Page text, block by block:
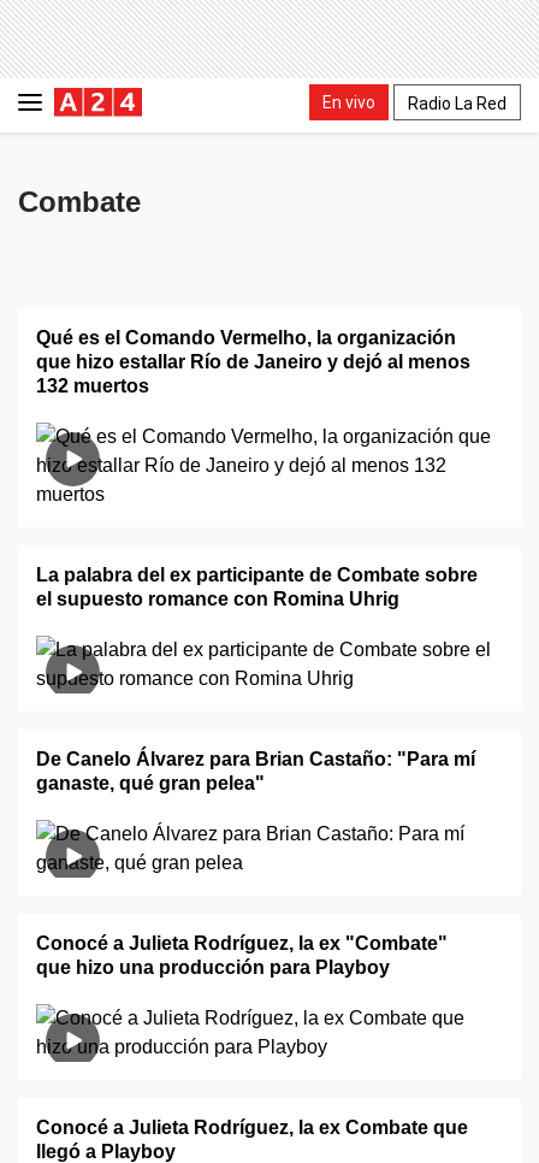
En vivo Radio La Red
Combate
Qué es el Comando Vermelho, la organización
que hizo estallar Río de Janeiro y dejó al menos
132 muertos
La palabra del ex participante de Combate sobre
el supuesto romance con Romina Uhrig
De Canelo Álvarez para Brian Castaño: "Para mí
ganaste, qué gran pelea"
Conocé a Julieta Rodríguez, la ex "Combate"
que hizo una producción para Playboy
Conocé a Julieta Rodríguez, la ex Combate que
llegó a Playboy